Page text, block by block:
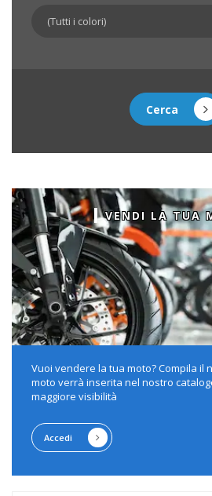
Cerca
VENDI LA TUA
Vuoi vendere la tua moto? Compila il
moto verrà inserita nel nostro
maggiore visibilità
Accedi